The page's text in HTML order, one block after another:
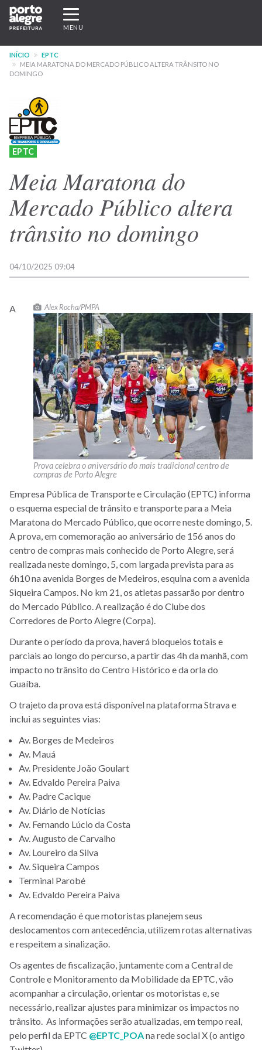
Pular
para
conteúdo
principal
Expandir/recolher
navegação
MENU
INÍCIO
EPTC
MEIA MARATONA DO MERCADO PÚBLICO ALTERA TRÂNSITO NO
DOMINGO
EPTC
Meia Maratona do
Mercado Público altera
trânsito no domingo
04/10/2025 09:04
Alex Rocha/PMPA
Prova celebra o aniversário do mais tradicional centro de
compras de Porto Alegre
A
Empresa Pública de Transporte e Circulação (EPTC) informa
o esquema especial de trânsito e transporte para a Meia
Maratona do Mercado Público, que ocorre neste domingo, 5.
A prova, em comemoração ao aniversário de 156 anos do
centro de compras mais conhecido de Porto Alegre, será
realizada neste domingo, 5, com largada prevista para as
6h10 na avenida Borges de Medeiros, esquina com a avenida
Siqueira Campos. No km 21, os atletas passarão por dentro
do Mercado Público. A realização é do Clube dos
Corredores de Porto Alegre (Corpa).
Durante o período da prova, haverá bloqueios totais e
parciais ao longo do percurso, a partir das 4h da manhã, com
impacto no trânsito do Centro Histórico e da orla do
Guaíba.
O trajeto da prova está disponível na plataforma Strava e
inclui as seguintes vias:
Av. Borges de Medeiros
Av. Mauá
Av. Presidente João Goulart
Av. Edvaldo Pereira Paiva
Av. Padre Cacique
Av. Diário de Notícias
Av. Fernando Lúcio da Costa
Av. Augusto de Carvalho
Av. Loureiro da Silva
Av. Siqueira Campos
Terminal Parobé
Av. Edvaldo Pereira Paiva
A recomendação é que motoristas planejem seus
deslocamentos com antecedência, utilizem rotas alternativas
e respeitem a sinalização.
Os agentes de fiscalização, juntamente com a Central de
Controle e Monitoramento da Mobilidade da EPTC, vão
acompanhar a circulação, orientar os motoristas e, se
necessário, realizar ajustes para minimizar os impactos no
trânsito. As informações serão atualizadas, em tempo real,
pelo perfil da EPTC @EPTC_POAna rede social X (o antigo